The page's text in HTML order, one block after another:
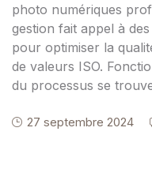
photo numériques
gestion fait appel à
pour optimiser la
de valeurs ISO.
du processus se
27 septembre 2024